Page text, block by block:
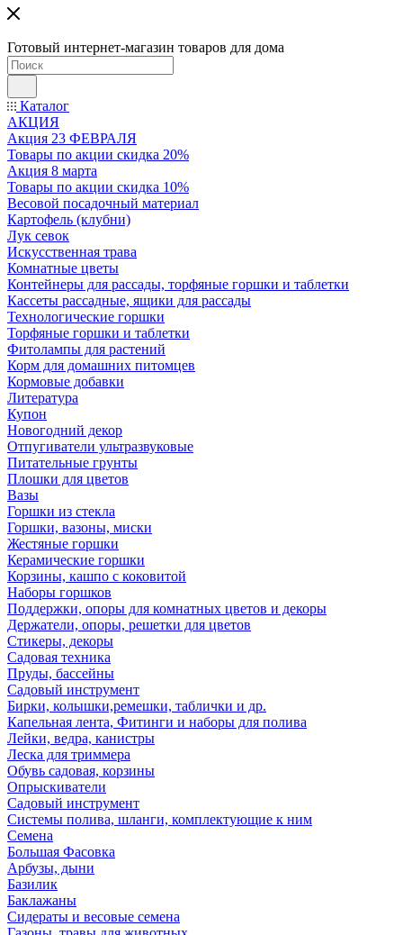
Готовый интернет-магазин товаров для дома
Каталог
АКЦИЯ
Акция 23 ФЕВРАЛЯ
Товары по акции скидка 20%
Акция 8 марта
Товары по акции скидка 10%
Весовой посадочный материал
Картофель (клубни)
Лук севок
Искусственная трава
Комнатные цветы
Контейнеры для рассады, торфяные горшки и таблетки
Кассеты рассадные, ящики для рассады
Технологические горшки
Торфяные горшки и таблетки
Фитолампы для растений
Корм для домашних питомцев
Кормовые добавки
Литература
Купон
Новогодний декор
Отпугиватели ультразвуковые
Питательные грунты
Плошки для цветов
Вазы
Горшки из стекла
Горшки, вазоны, миски
Жестяные горшки
Керамические горшки
Корзины, кашпо с коковитой
Наборы горшков
Поддержки, опоры для комнатных цветов и декоры
Держатели, опоры, решетки для цветов
Стикеры, декоры
Садовая техника
Пруды, бассейны
Садовый инструмент
Бирки, колышки,ремешки, таблички и др.
Капельная лента, Фитинги и наборы для полива
Лейки, ведра, канистры
Леска для триммера
Обувь садовая, корзины
Опрыскиватели
Садовый инструмент
Системы полива, шланги, комплектующие к ним
Семена
Большая Фасовка
Арбузы, дыни
Базилик
Баклажаны
Сидераты и весовые семена